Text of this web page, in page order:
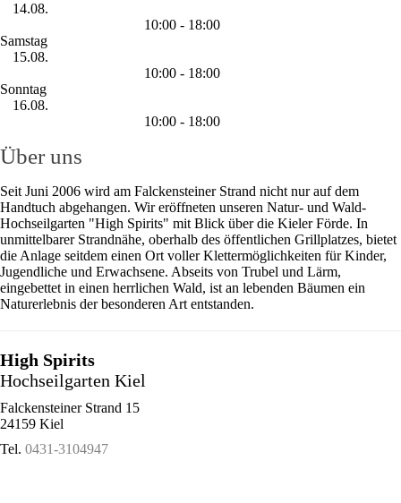
14.08.
10:00 - 18:00
Samstag
15.08.
10:00 - 18:00
Sonntag
16.08.
10:00 - 18:00
Über uns
Seit Juni 2006 wird am Falckensteiner Strand nicht nur auf dem
Handtuch abgehangen. Wir eröffneten unseren Natur- und Wald-
Hochseilgarten "High Spirits" mit Blick über die Kieler Förde. In
unmittelbarer Strandnähe, oberhalb des öffentlichen Grillplatzes, bietet
die Anlage seitdem einen Ort voller Klettermöglichkeiten für Kinder,
Jugendliche und Erwachsene. Abseits von Trubel und Lärm,
eingebettet in einen herrlichen Wald, ist an lebenden Bäumen ein
Naturerlebnis der besonderen Art entstanden.
High Spirits
Hochseilgarten Kiel
Falckensteiner Strand 15
24159 Kiel
Tel. 0431-3104947